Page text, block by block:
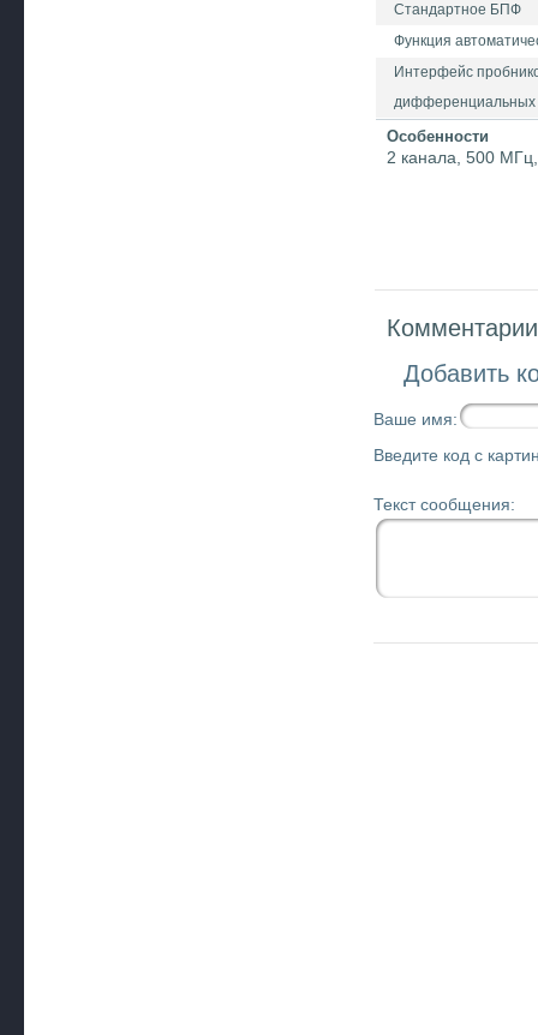
Стандартное БПФ
Функция
Интерфейс
дифференциальных
Особенности
2 канала, 500 МГц,
Добавить
Ваше имя:
Введите код с
Текст сообщения: